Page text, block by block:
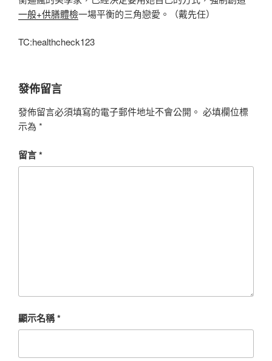
一般+供膳體檢一場平衡的三角戀愛。（戴先任）
TC:healthcheck123
發佈留言
發佈留言必須填寫的電子郵件地址不會公開。 必填欄位標
示為 *
留言*
顯示名稱*